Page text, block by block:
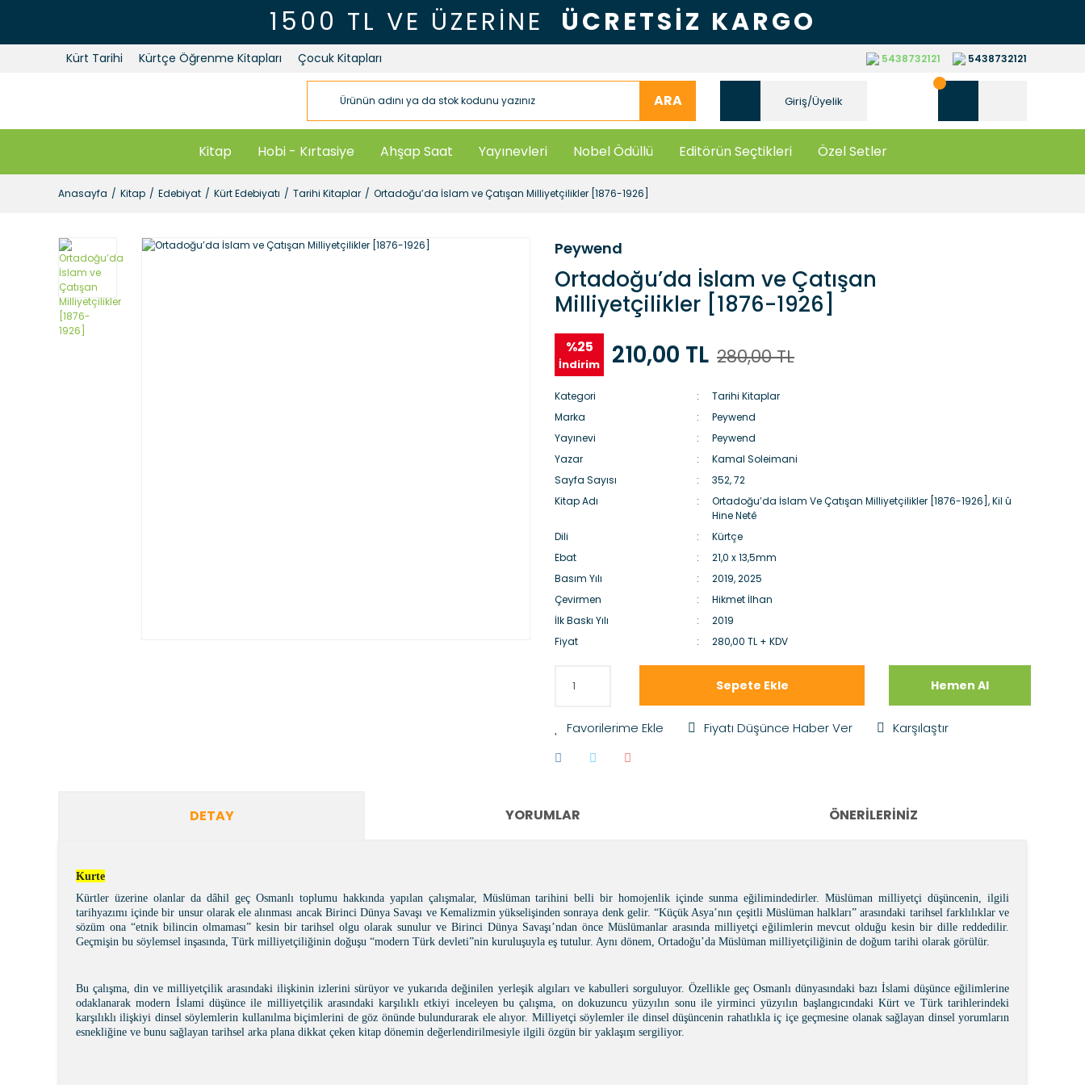
1500 TL VE ÜZERİNE ÜCRETSİZ KARGO
Kürt Tarihi Kürtçe Öğrenme Kitapları Çocuk Kitapları 5438732121 5438732121
ARA Giriş/Üyelik
Kitap Hobi - Kırtasiye Ahşap Saat Yayınevleri Nobel Ödüllü Editörün Seçtikleri Özel Setler
Anasayfa Kitap Edebiyat Kürt Edebiyatı Tarihi Kitaplar Ortadoğu’da İslam ve Çatışan Milliyetçilikler [1876-1926]
Peywend
Ortadoğu’da İslam ve Çatışan
Milliyetçilikler [1876-1926]
%25
İndirim 210,00 TL 280,00 TL
Kategori
Tarihi Kitaplar
Marka
Peywend
Yayınevi
Peywend
Yazar
Kamal Soleimani
Sayfa Sayısı
352, 72
Kitap Adı
Ortadoğu’da İslam Ve Çatışan Milliyetçilikler [1876-1926], Kil û
Hine Netê
Dili
Kürtçe
Ebat
21,0 x 13,5mm
Basım Yılı
2019, 2025
Çevirmen
Hikmet İlhan
İlk Baskı Yılı
2019
Fiyat
280,00 TL + KDV
Sepete Ekle Hemen Al
Fiyatı Düşünce Haber Ver Karşılaştır
DETAY YORUMLAR ÖNERILERINIZ
Kurte
Kürtler üzerine olanlar da dâhil geç Osmanlı toplumu hakkında yapılan çalışmalar, Müslüman tarihini belli bir homojenlik içinde sunma eğilimindedirler. Müslüman milliyetçi düşüncenin, ilgili
tarihyazımı içinde bir unsur olarak ele alınması ancak Birinci Dünya Savaşı ve Kemalizmin yükselişinden sonraya denk gelir. “Küçük Asya’nın çeşitli Müslüman halkları” arasındaki tarihsel farklılıklar ve
sözüm ona “etnik bilincin olmaması” kesin bir tarihsel olgu olarak sunulur ve Birinci Dünya Savaşı’ndan önce Müslümanlar arasında milliyetçi eğilimlerin mevcut olduğu kesin bir dille reddedilir.
Geçmişin bu söylemsel inşasında, Türk milliyetçiliğinin doğuşu “modern Türk devleti”nin kuruluşuyla eş tutulur. Aynı dönem, Ortadoğu’da Müslüman milliyetçiliğinin de doğum tarihi olarak görülür.
Bu çalışma, din ve milliyetçilik arasındaki ilişkinin izlerini sürüyor ve yukarıda değinilen yerleşik algıları ve kabulleri sorguluyor. Özellikle geç Osmanlı dünyasındaki bazı İslami düşünce eğilimlerine
odaklanarak modern İslami düşünce ile milliyetçilik arasındaki karşılıklı etkiyi inceleyen bu çalışma, on dokuzuncu yüzyılın sonu ile yirminci yüzyılın başlangıcındaki Kürt ve Türk tarihlerindeki
karşılıklı ilişkiyi dinsel söylemlerin kullanılma biçimlerini de göz önünde bulundurarak ele alıyor. Milliyetçi söylemler ile dinsel düşüncenin rahatlıkla iç içe geçmesine olanak sağlayan dinsel yorumların
esnekliğine ve bunu sağlayan tarihsel arka plana dikkat çeken kitap dönemin değerlendirilmesiyle ilgili özgün bir yaklaşım sergiliyor.